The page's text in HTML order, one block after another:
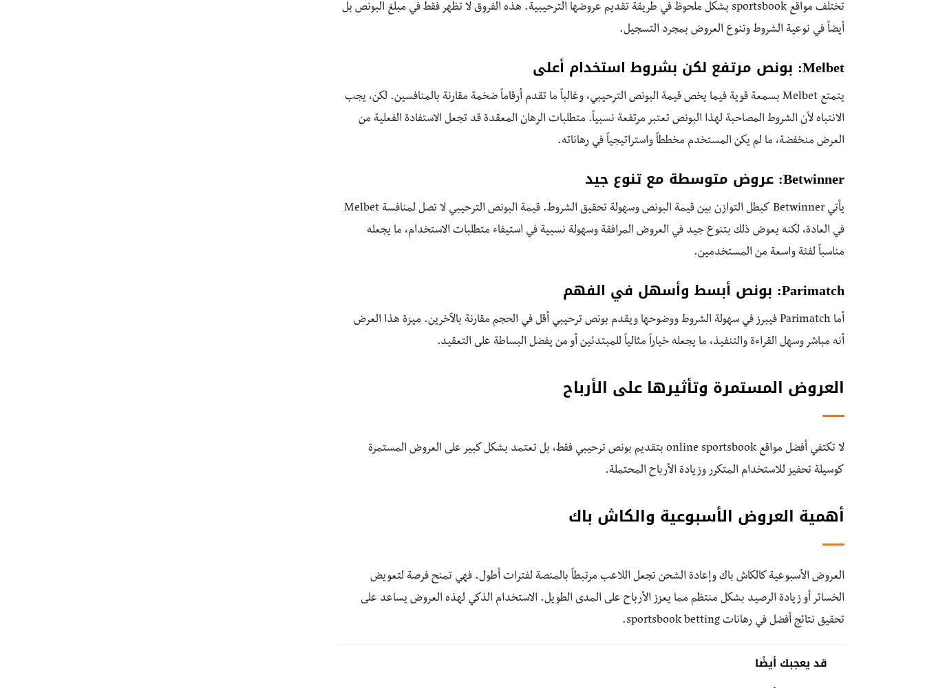
تختلف مواقع sportsbook بشكل ملحوظ في طريقة تقديم عروضها الترحيبية. هذه الفروق لا تظهر فقط في مبلغ البونص بل
أيضاً في نوعية الشروط وتنوع العروض بمجرد التسجيل.
Melbet: بونص مرتفع لكن بشروط استخدام أعلى
يتمتع Melbet بسمعة قوية فيما يخص قيمة البونص الترحيبي، وغالباً ما تقدم أرقاماً ضخمة مقارنة بالمنافسين. لكن، يجب
الانتباه لأن الشروط المصاحبة لهذا البونص تعتبر مرتفعة نسبياً. متطلبات الرهان المعقدة قد تجعل الاستفادة الفعلية من
العرض منخفضة، ما لم يكن المستخدم مخططاً واستراتيجياً في رهاناته.
Betwinner: عروض متوسطة مع تنوع جيد
يأتي Betwinner كبطل التوازن بين قيمة البونص وسهولة تحقيق الشروط. قيمة البونص الترحيبي لا تصل لمنافسة Melbet
في العادة، لكنه يعوض ذلك بتنوع جيد في العروض المرافقة وسهولة نسبية في استيفاء متطلبات الاستخدام، ما يجعله
مناسباً لفئة واسعة من المستخدمين.
Parimatch: بونص أبسط وأسهل في الفهم
أما Parimatch فيبرز في سهولة الشروط ووضوحها ويقدم بونص ترحيبي أقل في الحجم مقارنة بالآخرين. ميزة هذا العرض
أنه مباشر وسهل القراءة والتنفيذ، ما يجعله خياراً مثالياً للمبتدئين أو من يفضل البساطة على التعقيد.
العروض المستمرة وتأثيرها على الأرباح
لا تكتفي أفضل مواقع online sportsbook بتقديم بونص ترحيبي فقط، بل تعتمد بشكل كبير على العروض المستمرة
كوسيلة تحفيز للاستخدام المتكرر وزيادة الأرباح المحتملة.
أهمية العروض الأسبوعية والكاش باك
العروض الأسبوعية كالكاش باك وإعادة الشحن تجعل اللاعب مرتبطاً بالمنصة لفترات أطول. فهي تمنح فرصة لتعويض
الخسائر أو زيادة الرصيد بشكل منتظم مما يعزز الأرباح على المدى الطويل. الاستخدام الذكي لهذه العروض يساعد على
تحقيق نتائج أفضل في رهانات sportsbook betting.
قد يعجبك أيضًا